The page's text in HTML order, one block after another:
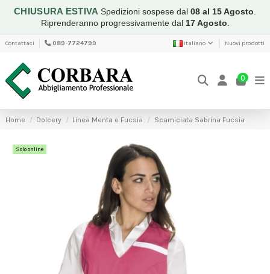
CHIUSURA ESTIVA Spedizioni sospese dal 08 al 15 Agosto
Riprenderanno progressivamente dal 17 Agosto
Contattaci 089-7724799 Italiano Nuovi prodotti
0
Home Dolcery Linea Menta e Fucsia Scamiciata Sabrina Fucsia
Solo online